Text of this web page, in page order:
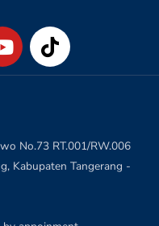
No.73 RT.001/RW.006
Kabupaten Tangerang -